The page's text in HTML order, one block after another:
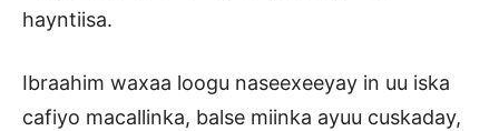
hayntiisa.
Ibraahim waxaa loogu naseexeeyay in uu iska
cafiyo macallinka, balse miinka ayuu cuskaday,